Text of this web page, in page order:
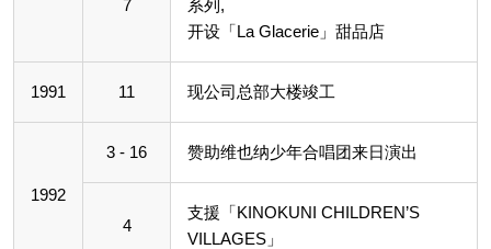
7
系列,
开设「La Glacerie」甜品店
1991 11 现公司总部大楼竣工
1992
3 - 16 赞助维也纳少年合唱团来日演出
4
支援「KINOKUNI CHILDREN’S
VILLAGES」